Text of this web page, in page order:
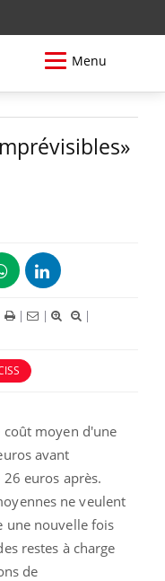
Menu
| |
|
coût moyen d'une
avant
euros après.
ne veulent
une nouvelle fois
restes à charge
de